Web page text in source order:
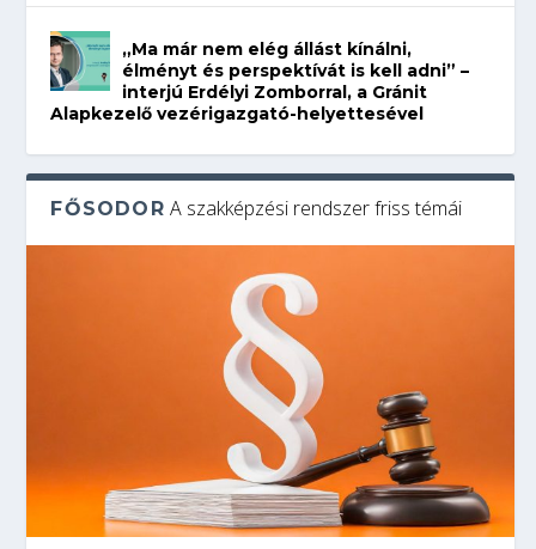
„Ma már nem elég állást kínálni,
élményt és perspektívát is kell adni” –
interjú Erdélyi Zomborral, a Gránit
Alapkezelő vezérigazgató-helyettesével
FŐSODOR A szakképzési rendszer friss témái